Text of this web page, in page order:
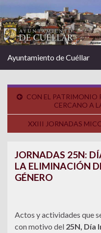
Ayuntamiento de Cuéllar
CON EL PATRIMONIO
CERCANO A
XXIII JORNADAS
JORNADAS 25N:
LA ELIMINACIÓN
GÉNERO
Actos y actividades que
con motivo del 25N, Día